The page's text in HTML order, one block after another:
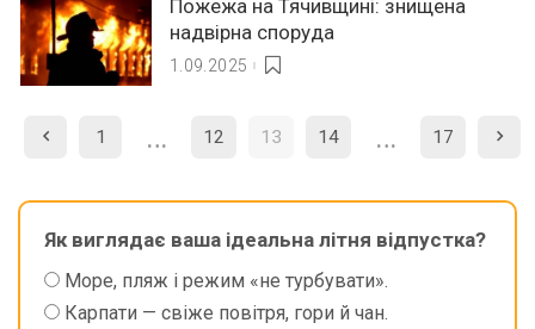
Пожежа на Тячивщині: знищена
надвірна споруда
1.09.2025
1 … 12 13 14 … 17
Як виглядає ваша ідеальна літня відпустка?
Море, пляж і режим «не турбувати».
Карпати — свіже повітря, гори й чан.